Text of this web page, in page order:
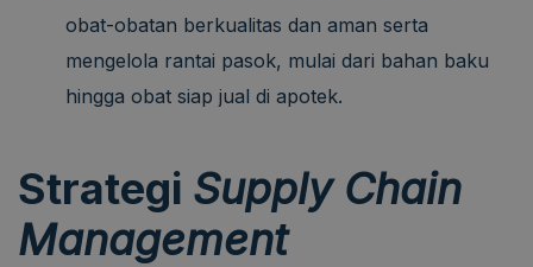
obat-obatan berkualitas dan aman serta
mengelola rantai pasok, mulai dari bahan baku
hingga obat siap jual di apotek.
Strategi Supply Chain
Management